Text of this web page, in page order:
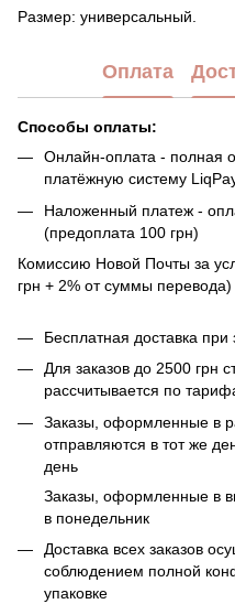
Размер: универсальный.
Оплата
Способы оплаты:
Онлайн-оплата - полная
платёжную систему
Наложенный платеж -
(предоплата 100 грн)
Комиссию Новой Почты за
грн + 2% от суммы
Бесплатная доставка при
Для заказов до 2500 грн
рассчитывается по
Заказы, оформленные в
отправляются в тот же
день
Заказы, оформленные в
в понедельник
Доставка всех заказов
соблюдением полной
упаковке